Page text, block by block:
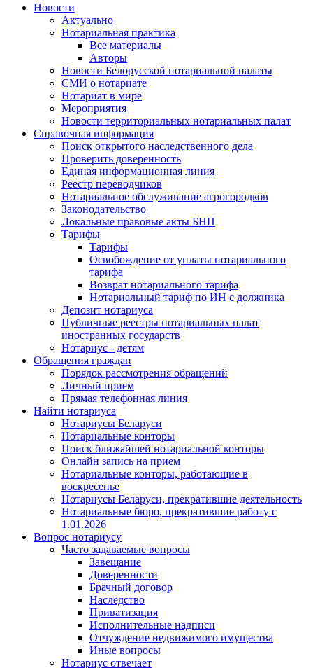
Новости
Актуально
Нотариальная практика
Все материалы
Авторы
Новости Белорусской нотариальной палаты
СМИ о нотариате
Нотариат в мире
Мероприятия
Новости территориальных нотариальных палат
Справочная информация
Поиск открытого наследственного дела
Проверить доверенность
Единая информационная линия
Реестр переводчиков
Нотариальное обслуживание агрогородков
Законодательство
Локальные правовые акты БНП
Тарифы
Тарифы
Освобождение от уплаты нотариального
тарифа
Возврат нотариального тарифа
Нотариальный тариф по ИН с должника
Депозит нотариуса
Публичные реестры нотариальных палат
иностранных государств
Нотариус - детям
Обращения граждан
Порядок рассмотрения обращений
Личный прием
Прямая телефонная линия
Найти нотариуса
Нотариусы Беларуси
Нотариальные конторы
Поиск ближайшей нотариальной конторы
Онлайн запись на прием
Нотариальные конторы, работающие в
воскресенье
Нотариусы Беларуси, прекратившие деятельность
Нотариальные бюро, прекратившие работу с
1.01.2026
Вопрос нотариусу
Часто задаваемые вопросы
Завещание
Доверенности
Брачный договор
Наследство
Приватизация
Исполнительные надписи
Отчуждение недвижимого имущества
Иные вопросы
Нотариус отвечает